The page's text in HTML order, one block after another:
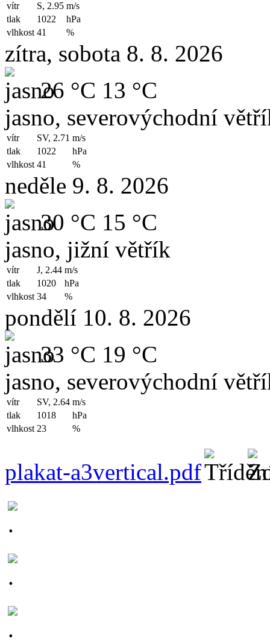
vítr S, 2.95 m/s
tlak
1022
hPa
vlhkost 41 %
zítra, sobota 8. 8. 2026
26 °C 13 °C
jasno, severovýchodní
vítr SV, 2.71 m/s
tlak
1022
hPa
vlhkost 41 %
neděle 9. 8. 2026
30 °C 15 °C
jasno, jižní větřík
vítr J, 2.44 m/s
tlak
1020
hPa
vlhkost 34 %
pondělí 10. 8. 2026
33 °C 19 °C
jasno, severovýchodní
vítr SV, 2.64 m/s
tlak
1018
hPa
vlhkost 23 %
plakat-a3vertical.pdf